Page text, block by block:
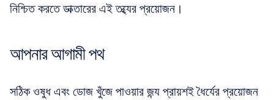
নিশ্চিত করতে ডাক্তারের এই তথ্যের প্রয়োজন।
আপনার আগামী পথ
সঠিক ওষুধ এবং ডোজ খুঁজে পাওয়ার জন্য প্রায়শই ধৈর্যের প্রয়োজন